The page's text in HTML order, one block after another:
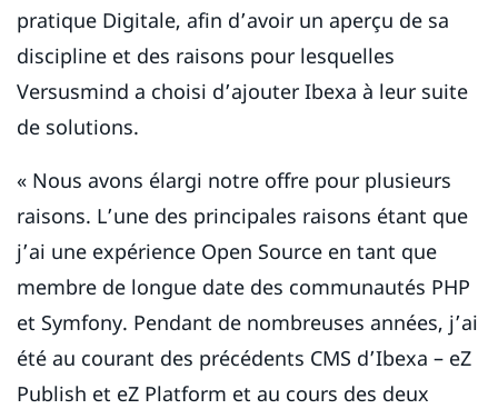
pratique Digitale, afin d’avoir un aperçu de sa
discipline et des raisons pour lesquelles
Versusmind a choisi d’ajouter Ibexa à leur suite
de solutions.
« Nous avons élargi notre offre pour plusieurs
raisons. L’une des principales raisons étant que
j’ai une expérience Open Source en tant que
membre de longue date des communautés PHP
et Symfony. Pendant de nombreuses années, j’ai
été au courant des précédents CMS d’Ibexa – eZ
Publish et eZ Platform et au cours des deux